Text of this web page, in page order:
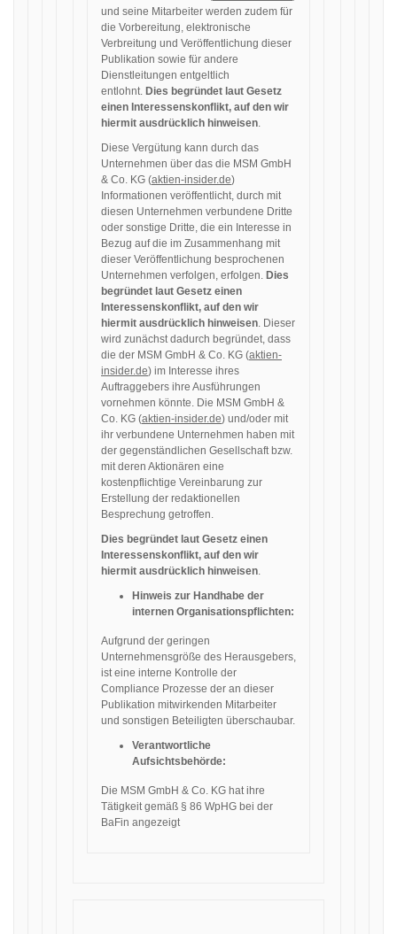
und seine Mitarbeiter werden zudem für
die Vorbereitung, elektronische
Verbreitung und Veröffentlichung dieser
Publikation sowie für andere
Dienstleitungen entgeltlich
entlohnt. Dies begründet laut Gesetz
einen Interessenskonflikt, auf den wir
hiermit ausdrücklich hinweisen.
Diese Vergütung kann durch das
Unternehmen über das die MSM GmbH
& Co. KG (aktien-insider.de)
Informationen veröffentlicht, durch mit
diesen Unternehmen verbundene Dritte
oder sonstige Dritte, die ein Interesse in
Bezug auf die im Zusammenhang mit
dieser Veröffentlichung besprochenen
Unternehmen verfolgen, erfolgen. Dies
begründet laut Gesetz einen
Interessenskonflikt, auf den wir
hiermit ausdrücklich hinweisen. Dieser
wird zunächst dadurch begründet, dass
die der MSM GmbH & Co. KG (aktien-
insider.de) im Interesse ihres
Auftraggebers ihre Ausführungen
vornehmen könnte. Die MSM GmbH &
Co. KG (aktien-insider.de) und/oder mit
ihr verbundene Unternehmen haben mit
der gegenständlichen Gesellschaft bzw.
mit deren Aktionären eine
kostenpflichtige Vereinbarung zur
Erstellung der redaktionellen
Besprechung getroffen.
Dies begründet laut Gesetz einen
Interessenskonflikt, auf den wir
hiermit ausdrücklich hinweisen.
Hinweis zur Handhabe der
internen Organisationspflichten:
Aufgrund der geringen
Unternehmensgröße des Herausgebers,
ist eine interne Kontrolle der
Compliance Prozesse der an dieser
Publikation mitwirkenden Mitarbeiter
und sonstigen Beteiligten überschaubar.
Verantwortliche
Aufsichtsbehörde:
Die MSM GmbH & Co. KG hat ihre
Tätigkeit gemäß § 86 WpHG bei der
BaFin angezeigt